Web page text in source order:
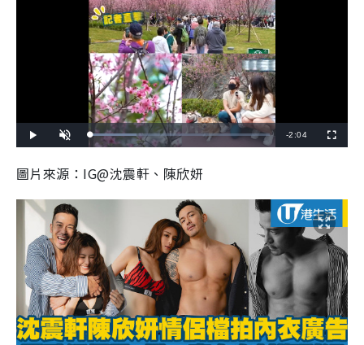
l
n
t
e
L
o
e
d
6
R
a
n
n
g
-2:04
u
n
圖片來源：IG@沈震軒、陳欣妍